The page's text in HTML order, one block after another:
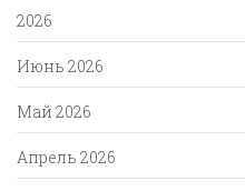
2026
Июнь 2026
Май 2026
Апрель 2026